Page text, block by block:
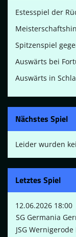
Estesspiel der
Spitzenspiel
Auswärts bei
Auswärts in
Nächstes Spiel
Leider wurden
Letztes Spiel
12.06.2026 18:00
SG Germania
JSG Wernigerode